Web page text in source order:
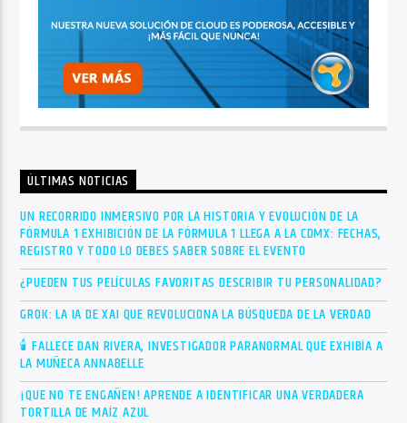
ÚLTIMAS NOTICIAS
UN RECORRIDO INMERSIVO POR LA HISTORIA Y EVOLUCIÓN DE LA
FÓRMULA 1 EXHIBICIÓN DE LA FÓRMULA 1 LLEGA A LA CDMX: FECHAS,
REGISTRO Y TODO LO DEBES SABER SOBRE EL EVENTO
¿PUEDEN TUS PELÍCULAS FAVORITAS DESCRIBIR TU PERSONALIDAD?
GROK: LA IA DE XAI QUE REVOLUCIONA LA BÚSQUEDA DE LA VERDAD
🕯 FALLECE DAN RIVERA, INVESTIGADOR PARANORMAL QUE EXHIBÍA A
LA MUÑECA ANNABELLE
¡QUE NO TE ENGAÑEN! APRENDE A IDENTIFICAR UNA VERDADERA
TORTILLA DE MAÍZ AZUL